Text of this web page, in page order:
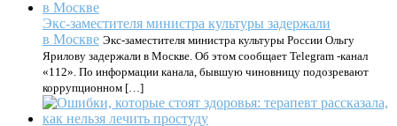
Экс-заместителя министра культуры задержали
в Москве Экс-заместителя министра культуры России Ольгу
Ярилову задержали в Москве. Об этом сообщает Telegram -канал
«112». По информации канала, бывшую чиновницу подозревают
коррупционном […]